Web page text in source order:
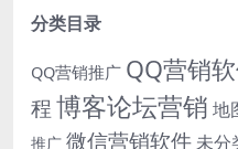
分类目录
QQ营销推广 QQ营销
程博客论坛营销 地
推广 微信营销软件未分